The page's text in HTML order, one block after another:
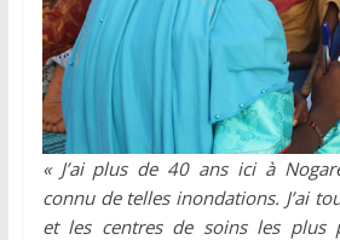
« J’ai plus de 40 ans ici à
connu de telles inondations. J’ai
et les centres de soins les plus